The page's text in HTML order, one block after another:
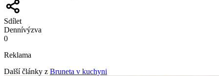
Sdílet
Dennívýzva
0
Reklama
Další články z Bruneta v kuchyni